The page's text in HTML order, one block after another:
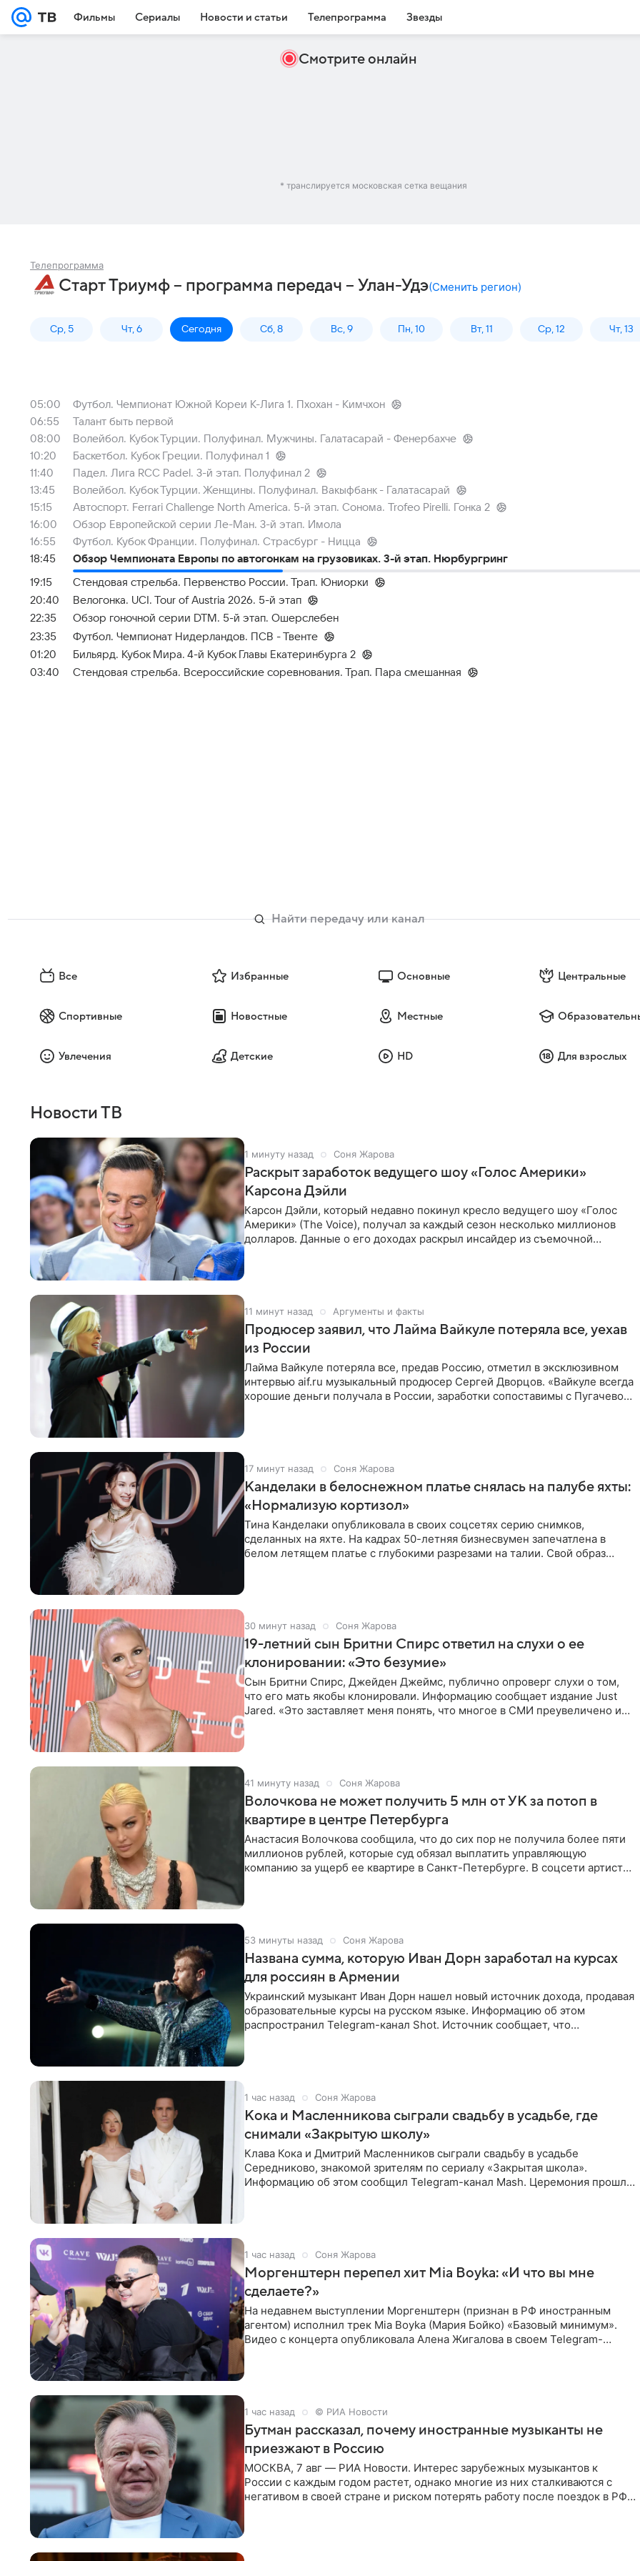
Фильмы Сериалы Новости и статьи Телепрограмма Звезды
Смотрите онлайн
* транслируется московская сетка вещания
Телепрограмма
Старт Триумф – программа передач – Улан-Удэ(Сменить регион)
Ср, 5 Чт, 6 Сегодня Сб, 8 Вс, 9 Пн, 10 Вт, 11 Ср, 12 Чт, 13
05:00
Футбол. Чемпионат Южной Кореи К-Лига 1. Пхохан - Кимчхон
06:55
Талант быть первой
08:00
Волейбол. Кубок Турции. Полуфинал. Мужчины. Галатасарай - Фенербахче
10:20
Баскетбол. Кубок Греции. Полуфинал 1
11:40
Падел. Лига RCC Padel. 3-й этап. Полуфинал 2
13:45
Волейбол. Кубок Турции. Женщины. Полуфинал. Вакыфбанк - Галатасарай
15:15
Автоспорт. Ferrari Challenge North America. 5-й этап. Сонома. Trofeo Pirelli. Гонка 2
16:00
Обзор Европейской серии Ле-Ман. 3-й этап. Имола
16:55
Футбол. Кубок Франции. Полуфинал. Страсбург - Ницца
18:45
Обзор Чемпионата Европы по автогонкам на грузовиках. 3-й этап. Нюрбургринг
19:15
Стендовая стрельба. Первенство России. Трап. Юниорки
20:40
Велогонка. UCI. Tour of Austria 2026. 5-й этап
22:35
Обзор гоночной серии DTM. 5-й этап. Ошерслебен
23:35
Футбол. Чемпионат Нидерландов. ПСВ - Твенте
01:20
Бильярд. Кубок Мира. 4-й Кубок Главы Екатеринбурга 2
03:40
Стендовая стрельба. Всероссийские соревнования. Трап. Пара смешанная
Все Избранные Основные Центральные
Спортивные Новостные Местные
Увлечения Детские HD Для взрослых
Новости ТВ
1 минуту назад Соня Жарова
Раскрыт заработок ведущего шоу «Голос Америки»
Карсона Дэйли
Карсон Дэйли, который недавно покинул кресло ведущего шоу «Голос
Америки» (The Voice), получал за каждый сезон несколько миллионов
долларов. Данные о его доходах раскрыл инсайдер из съемочной
11 минут назад Аргументы и факты
Продюсер заявил, что Лайма Вайкуле потеряла все, уехав
из России
Лайма Вайкуле потеряла все, предав Россию, отметил в эксклюзивном
интервью aif.ru музыкальный продюсер Сергей Дворцов. «Вайкуле всегда
хорошие деньги получала в России, заработки сопоставимы с Пугачевой,
17 минут назад Соня Жарова
Канделаки в белоснежном платье снялась на палубе яхты:
«Нормализую кортизол»
Тина Канделаки опубликовала в своих соцсетях серию снимков,
сделанных на яхте. На кадрах 50-летняя бизнесвумен запечатлена в
белом летящем платье с глубокими разрезами на талии. Свой образ
30 минут назад Соня Жарова
19-летний сын Бритни Спирс ответил на слухи о ее
клонировании: «Это безумие»
Сын Бритни Спирс, Джейден Джеймс, публично опроверг слухи о том,
что его мать якобы клонировали. Информацию сообщает издание Just
Jared. «Это заставляет меня понять, что многое в СМИ преувеличено и
41 минуту назад Соня Жарова
Волочкова не может получить 5 млн от УК за потоп в
квартире в центре Петербурга
Анастасия Волочкова сообщила, что до сих пор не получила более пяти
миллионов рублей, которые суд обязал выплатить управляющую
компанию за ущерб ее квартире в Санкт-Петербурге. В соцсети артистка
53 минуты назад Соня Жарова
Названа сумма, которую Иван Дорн заработал на курсах
для россиян в Армении
Украинский музыкант Иван Дорн нашел новый источник дохода, продавая
образовательные курсы на русском языке. Информацию об этом
распространил Telegram-канал Shot. Источник сообщает, что
1 час назад Соня Жарова
Кока и Масленникова сыграли свадьбу в усадьбе, где
снимали «Закрытую школу»
Клава Кока и Дмитрий Масленников сыграли свадьбу в усадьбе
Середниково, знакомой зрителям по сериалу «Закрытая школа».
Информацию об этом сообщил Telegram-канал Mash. Церемония прошла
1 час назад Соня Жарова
Моргенштерн перепел хит Mia Boyka: «И что вы мне
сделаете?»
На недавнем выступлении Моргенштерн (признан в РФ иностранным
агентом) исполнил трек Mia Boyka (Мария Бойко) «Базовый минимум».
Видео с концерта опубликовала Алена Жигалова в своем Telegram-
1 час назад © РИА Новости
Бутман рассказал, почему иностранные музыканты не
приезжают в Россию
МОСКВА, 7 авг — РИА Новости. Интерес зарубежных музыкантов к
России с каждым годом растет, однако многие из них сталкиваются с
негативом в своей стране и риском потерять работу после поездок в РФ,